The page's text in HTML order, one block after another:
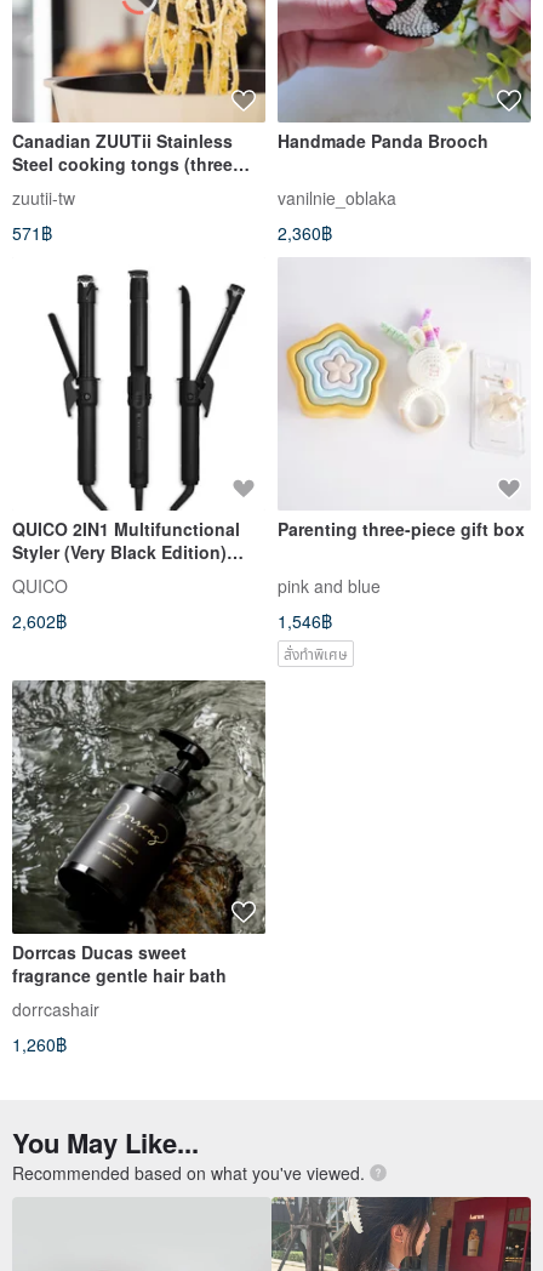
Canadian ZUUTii Stainless
Steel cooking tongs (three
colors)
zuutii-tw
571฿
Handmade Panda Brooch
vanilnie_oblaka
2,360฿
QUICO 2IN1 Multifunctional
Styler (Very Black Edition)
gives you a multi-purpose
Silicone heat insulation pad
QUICO
2,602฿
Parenting three-piece gift box
pink and blue
1,546฿
สั่งทำพิเศษ
Dorrcas Ducas sweet
fragrance gentle hair bath
dorrcashair
1,260฿
You May Like...
Recommended based on what you've viewed.